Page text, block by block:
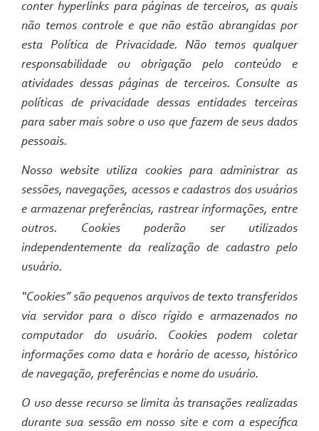
conterhyperlinks para páginas de terceiros, as quais
não temos controle e que não estão abrangidas por
esta Política de Privacidade. Não temos qualquer
responsabilidade ou obrigação pelo conteúdo e
atividades dessas páginas de terceiros. Consulte as
políticas de privacidade dessas entidades terceiras
para saber mais sobre o uso que fazem de seus dados
pessoais.
Nosso website utiliza cookies para administrar as
sessões, navegações, acessos e cadastros dos usuários
e armazenar preferências, rastrear informações, entre
outros. Cookies poderão ser utilizados
independentemente da realização de cadastro pelo
usuário.
“Cookies” são pequenos arquivos de texto transferidos
via servidor para o disco rígido e armazenados no
computador do usuário. Cookies podem coletar
informações como data e horário de acesso, histórico
de navegação, preferências e nome do usuário.
O uso desse recurso se limita às transações realizadas
durante sua sessão em nosso site e com a específica